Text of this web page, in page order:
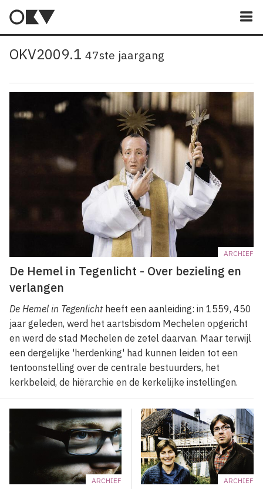
OKV2009.1 47ste jaargang
ARCHIEF
De Hemel in Tegenlicht - Over bezieling en
verlangen
De Hemel in Tegenlichtheeft een aanleiding: in 1559, 450
jaar geleden, werd het aartsbisdom Mechelen opgericht
en werd de stad Mechelen de zetel daarvan. Maar terwijl
een dergelijke 'herdenking' had kunnen leiden tot een
tentoonstelling over de centrale bestuurders, het
kerkbeleid, de hiërarchie en de kerkelijke instellingen.
ARCHIEF ARCHIEF